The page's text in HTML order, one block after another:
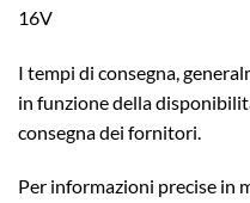
16V
I tempi di consegna,
in funzione della
consegna dei fornitori.
Per informazioni precise in